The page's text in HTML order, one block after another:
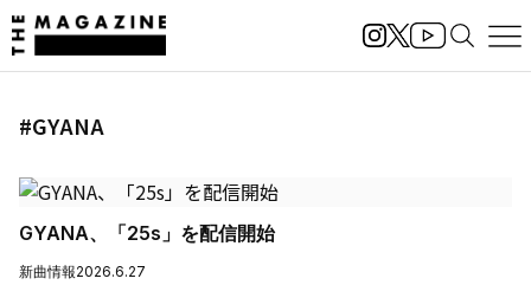
#GYANA
GYANA、「25s」を配信開始
新曲情報2026.6.27